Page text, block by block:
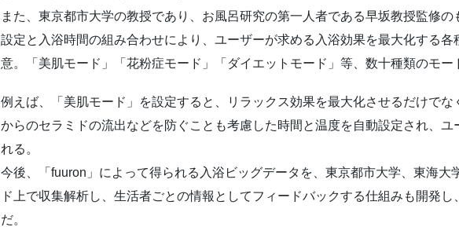
また、東京都市大学の教授であり、お風呂研究の第一人者である早坂教授監修の
設定と入浴時間の組み合わせにより、ユーザーが求める入浴効果を最大化する各
意。「美肌モード」「花粉症モード」「ダイエットモード」等、数十種類のモー
例えば、「美肌モード」を設定すると、リラックス効果を最大化させるだけでな
からのセラミドの流出などを防ぐことも考慮した時間と温度を自動設定され、ユ
れる。
今後、「fuuron」によって得られる入浴ビッグデータを、東京都市大学、東海大
ド上で収集解析し、生活者ごとの情報としてフィードバックする仕組みも開発し
だ。